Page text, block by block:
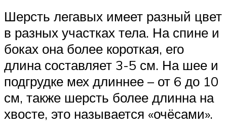
Шерсть легавых имеет разный цвет
в разных участках тела. На спине и
боках она более короткая, его
длина составляет 3-5 см. На шее и
подгрудке мех длиннее – от 6 до 10
см, также шерсть более длинна на
хвосте, это называется «очёсами».